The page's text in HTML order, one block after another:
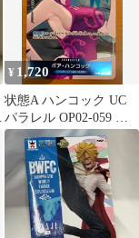
¥ 1,720
状態A ハンコック UC
パラレル OP02-059 頂
上決戦 BOX購入特典カ
ード ONE PIECE ワン
ピースカードゲーム